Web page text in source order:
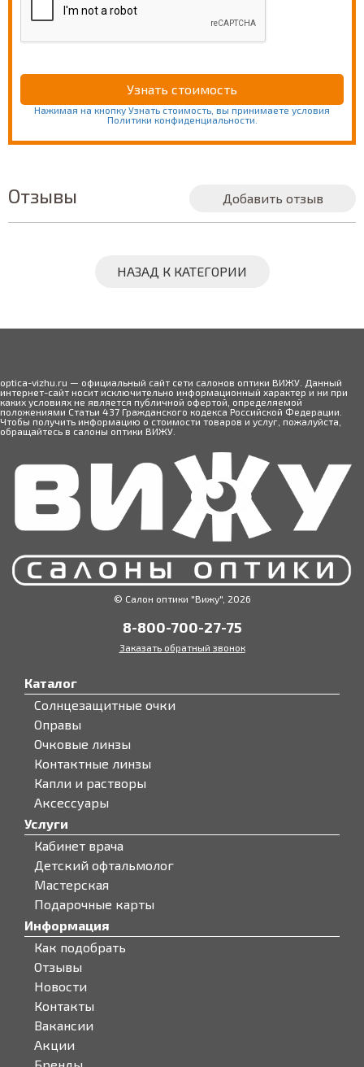
Нажимая на кнопку Узнать стоимость, вы принимаете условия
Политики конфиденциальности.
Отзывы Добавить отзыв
НАЗАД К КАТЕГОРИИ
optica-vizhu.ru — официальный сайт сети салонов оптики ВИЖУ. Данный
интернет-сайт носит исключительно информационный характер и ни при
каких условиях не является публичной офертой, определяемой
положениями Статьи 437 Гражданского кодекса Российской Федерации.
Чтобы получить информацию о стоимости товаров и услуг, пожалуйста,
обращайтесь в салоны оптики ВИЖУ.
© Салон оптики "Вижу", 2026
8-800-700-27-75
Заказать обратный звонок
Каталог
Солнцезащитные очки
Оправы
Очковые линзы
Контактные линзы
Капли и растворы
Аксессуары
Услуги
Кабинет врача
Детский офтальмолог
Мастерская
Подарочные карты
Информация
Как подобрать
Отзывы
Новости
Контакты
Вакансии
Акции
Бренды